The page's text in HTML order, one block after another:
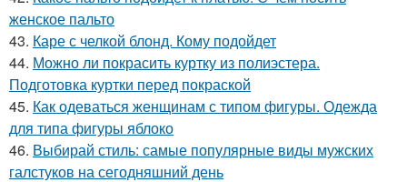
женское пальто
43. Каре с челкой блонд. Кому подойдет
44. Можно ли покрасить куртку из полиэстера.
Подготовка куртки перед покраской
45. Как одеваться женщинам с типом фигуры. Одежда
для типа фигуры яблоко
46. Выбирай стиль: самые популярные виды мужских
галстуков на сегодняшний день